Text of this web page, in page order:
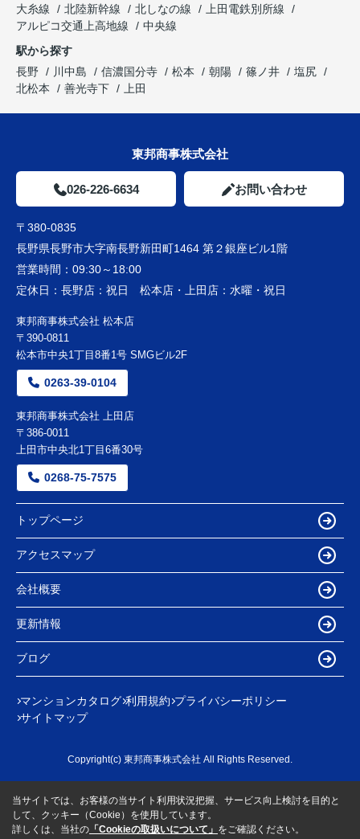
大糸線
北陸新幹線 北しなの線
上田電鉄別所線
アルピコ交通上高地線
中央線
駅から探す
長野
川中島 信濃国分寺 松本 朝陽 篠ノ井
塩尻
北松本
善光寺下 上田
東邦商事株式会社
026-226-6634 お問い合わせ
〒380-0835
長野県長野市大字南長野新田町1464 第２銀座ビル1階
営業時間： 09:30～18:00
定休日： 長野店：祝日 松本店・上田店：水曜・祝日
東邦商事株式会社 松本店
〒390-0811
松本市中央1丁目8番1号 SMGビル2F
0263-39-0104
東邦商事株式会社 上田店
〒386-0011
上田市中央北1丁目6番30号
0268-75-7575
トップページ
アクセスマップ
会社概要
更新情報
ブログ
マンションカタログ 利用規約 プライバシーポリシー
サイトマップ
Copyright(c) 東邦商事株式会社 All Rights Reserved.
当サイトでは、お客様の当サイト利用状況把握、サービス向上検討を目的と
して、クッキー（Cookie）を使用しています。
詳しくは、当社の 「Cookieの取扱いについて」 をご確認ください。